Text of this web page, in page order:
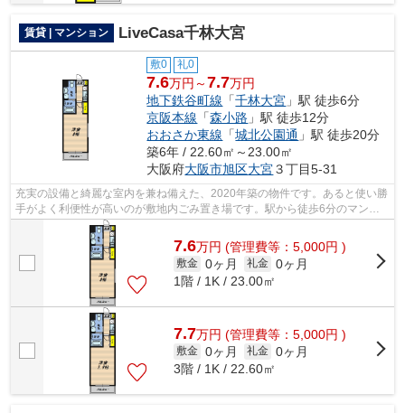
賃貸 | マンション LiveCasa千林大宮
敷0 礼0
7.6万円～7.7万円
地下鉄谷町線 「千林大宮 」駅 徒歩6分
京阪本線 「森小路 」駅 徒歩12分
おおさか東線 「城北公園通 」駅 徒歩20分
築6年 / 22.60㎡～23.00㎡
大阪府大阪市旭区大宮３丁目5-31
充実の設備と綺麗な室内を兼ね備えた、2020年築の物件です。あると使い勝
手がよく利便性が高いのが敷地内ごみ置き場です。駅から徒歩6分のマンシ
ョンで、電車での通勤にも便利な立地で...
7.6万円 (管理費等：5,000円 )
敷金 0ヶ月 礼金 0ヶ月
1階 / 1K / 23.00㎡
7.7万円 (管理費等：5,000円 )
敷金 0ヶ月 礼金 0ヶ月
3階 / 1K / 22.60㎡